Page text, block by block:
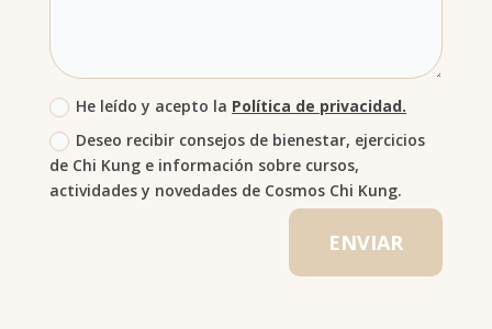
He leído y acepto la Política de privacidad.
Deseo recibir consejos de bienestar, ejercicios
de Chi Kung e información sobre cursos,
actividades y novedades de Cosmos Chi Kung.
ENVIAR